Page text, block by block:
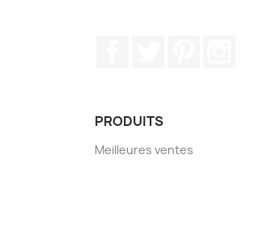
PRODUITS
Meilleures ventes